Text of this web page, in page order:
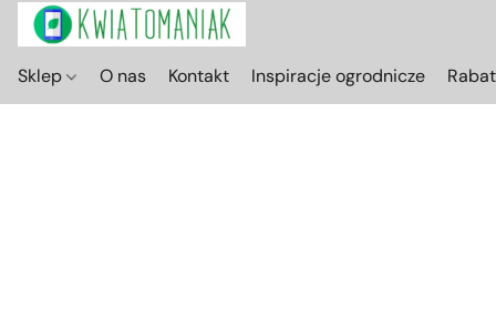
Sklep O nas Kontakt Inspiracje ogrodnicze